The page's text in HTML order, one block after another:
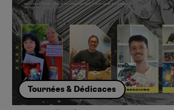
Tournées & Dédicaces